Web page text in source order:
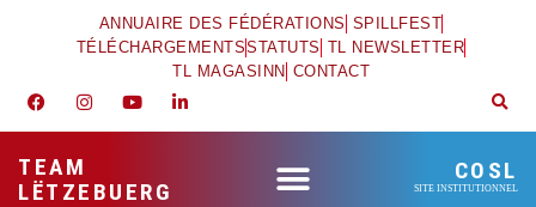
ANNUAIRE DES FÉDÉRATIONS SPILLFEST
TÉLÉCHARGEMENTSSTATUTS TL NEWSLETTER
TL MAGASINN CONTACT
TEAM
LËTZEBUERG
COSL
SITE INSTITUTIONNEL